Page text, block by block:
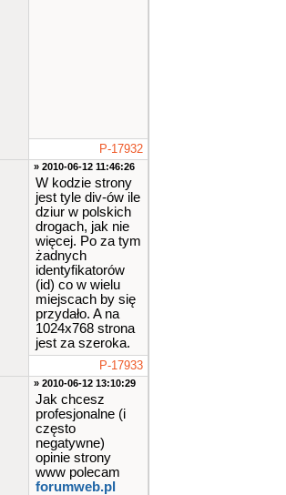
P-17932
» 2010-06-12 11:46:26
W kodzie strony
jest tyle div-ów ile
dziur w polskich
drogach, jak nie
więcej. Po za tym
żadnych
identyfikatorów
(id) co w wielu
miejscach by się
przydało. A na
1024x768 strona
jest za szeroka.
P-17933
» 2010-06-12 13:10:29
Jak chcesz
profesjonalne (i
często
negatywne)
opinie strony
www polecam
forumweb.pl